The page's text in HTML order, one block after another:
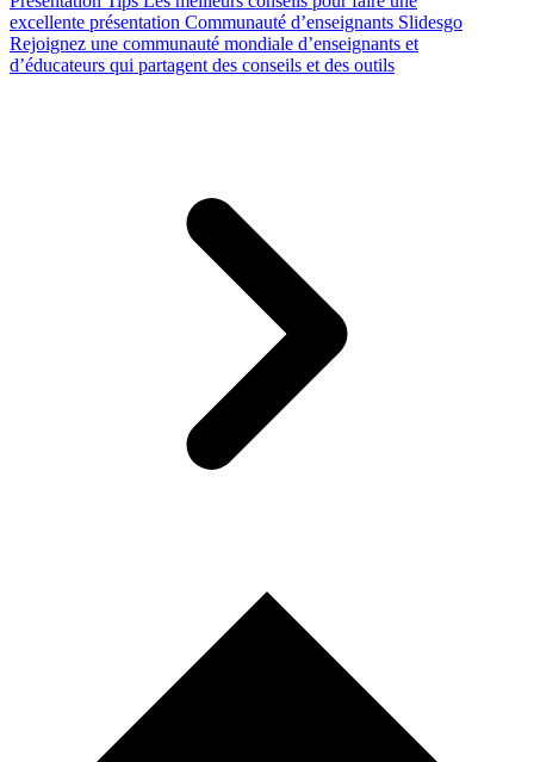
excellente présentation Communauté d’enseignants Slidesgo
Rejoignez une communauté mondiale d’enseignants et
d’éducateurs qui partagent des conseils et des outils